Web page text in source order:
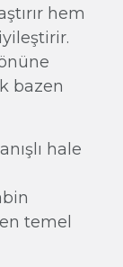
hem
bazen
hale
temel